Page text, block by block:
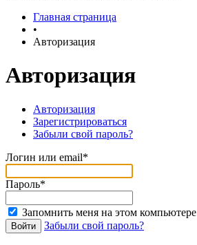
Главная страница
•
Авторизация
Авторизация
Авторизация
Зарегистрироваться
Забыли свой пароль?
Логин или email*
Пароль*
Запомнить меня на этом компьютере
Забыли свой пароль?